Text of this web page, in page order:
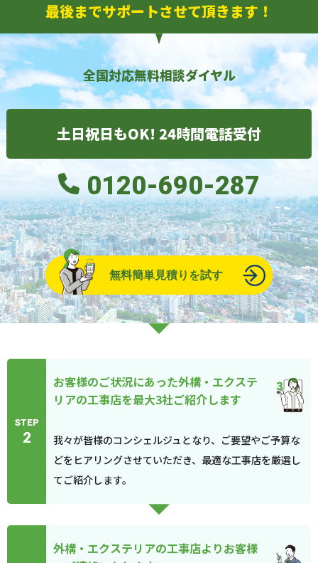
最後までサポートさせて頂きます！
全国対応無料相談ダイヤル
土日祝日もOK! 24時間電話受付
0120-690-287
無料簡単見積りを試す
STEP
2
お客様のご状況にあった外構・エクステ
リアの工事店を最大3社ご紹介します
我々が皆様のコンシェルジュとなり、ご要望やご予算な
どをヒアリングさせていただき、最適な工事店を厳選し
てご紹介します。
外構・エクステリアの工事店よりお客様